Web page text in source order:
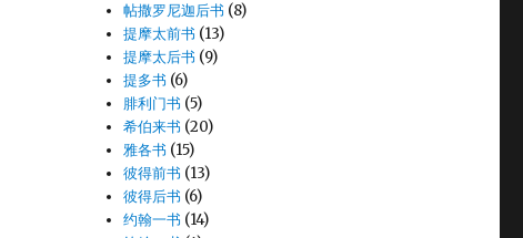
帖撒罗尼迦后书 (8)
提摩太前书 (13)
提摩太后书 (9)
提多书 (6)
腓利门书 (5)
希伯来书 (20)
雅各书 (15)
彼得前书 (13)
彼得后书 (6)
约翰一书 (14)